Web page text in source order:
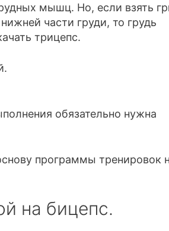
мышц. Но, если взять
части груди, то грудь
трицепс.
обязательно нужна
программы тренировок
на бицепс.